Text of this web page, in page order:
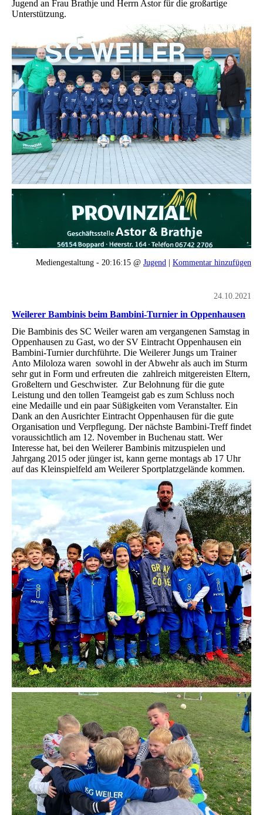
Jugend an Frau Brathje und Herrn Astor für die großartige
Unterstützung.
Mediengestaltung - 20:16:15 @ Jugend | Kommentar hinzufügen
24.10.2021
Weilerer Bambinis beim Bambini-Turnier in Oppenhausen
Die Bambinis des SC Weiler waren am vergangenen Samstag in
Oppenhausen zu Gast, wo der SV Eintracht Oppenhausen ein
Bambini-Turnier durchführte. Die Weilerer Jungs um Trainer
Anto Miloloza waren sowohl in der Abwehr als auch im Sturm
sehr gut in Form und erfreuten die zahlreich mitgereisten Eltern,
Großeltern und Geschwister. Zur Belohnung für die gute
Leistung und den tollen Teamgeist gab es zum Schluss noch
eine Medaille und ein paar Süßigkeiten vom Veranstalter. Ein
Dank an den Ausrichter Eintracht Oppenhausen für die gute
Organisation und Verpflegung. Der nächste Bambini-Treff findet
voraussichtlich am 12. November in Buchenau statt. Wer
Interesse hat, bei den Weilerer Bambinis mitzuspielen und
Jahrgang 2015 oder jünger ist, kann gerne montags ab 17 Uhr
auf das Kleinspielfeld am Weilerer Sportplatzgelände kommen.